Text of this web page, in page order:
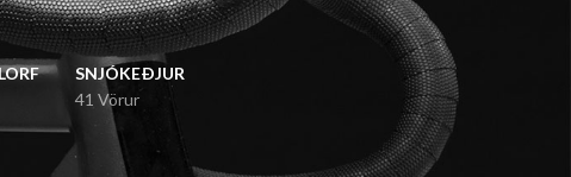
SNJÓKEÐJUR
41 Vörur